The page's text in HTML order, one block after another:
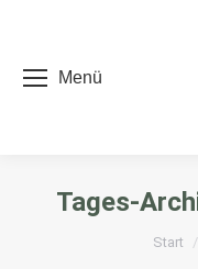
Menü
Tages-
Sie
Start